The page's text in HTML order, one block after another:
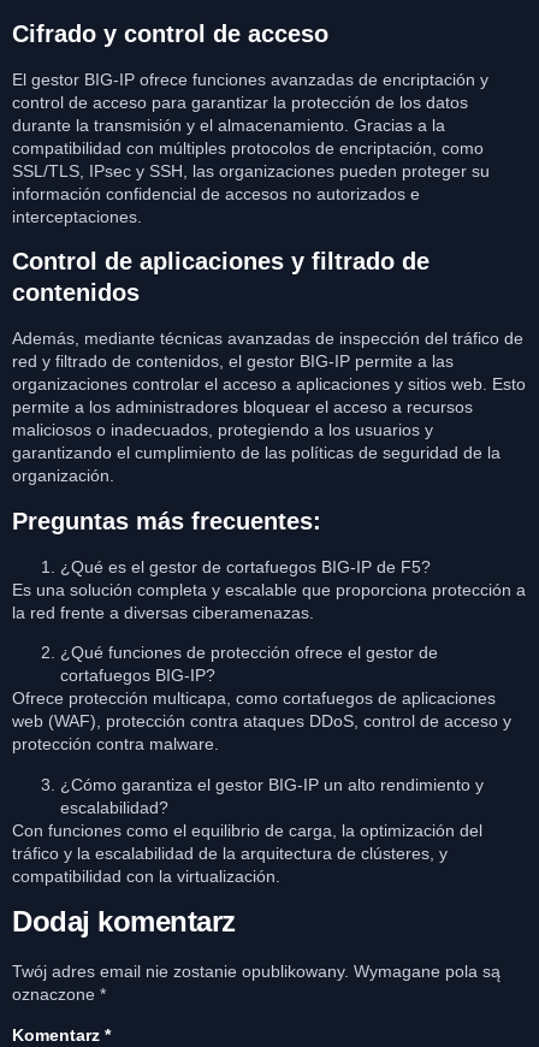
Cifrado y control de acceso
El gestor BIG-IP ofrece funciones avanzadas de encriptación y
control de acceso para garantizar la protección de los datos
durante la transmisión y el almacenamiento. Gracias a la
compatibilidad con múltiples protocolos de encriptación, como
SSL/TLS, IPsec y SSH, las organizaciones pueden proteger su
información confidencial de accesos no autorizados e
interceptaciones.
Control de aplicaciones y filtrado de
contenidos
Además, mediante técnicas avanzadas de inspección del tráfico de
red y filtrado de contenidos, el gestor BIG-IP permite a las
organizaciones controlar el acceso a aplicaciones y sitios web. Esto
permite a los administradores bloquear el acceso a recursos
maliciosos o inadecuados, protegiendo a los usuarios y
garantizando el cumplimiento de las políticas de seguridad de la
organización.
Preguntas más frecuentes:
¿Qué es el gestor de cortafuegos BIG-IP de F5?
Es una solución completa y escalable que proporciona protección a
la red frente a diversas ciberamenazas.
¿Qué funciones de protección ofrece el gestor de
cortafuegos BIG-IP?
Ofrece protección multicapa, como cortafuegos de aplicaciones
web (WAF), protección contra ataques DDoS, control de acceso y
protección contra malware.
¿Cómo garantiza el gestor BIG-IP un alto rendimiento y
escalabilidad?
Con funciones como el equilibrio de carga, la optimización del
tráfico y la escalabilidad de la arquitectura de clústeres, y
compatibilidad con la virtualización.
Dodaj komentarz
Twój adres email nie zostanie opublikowany. Wymagane pola są
oznaczone *
Komentarz *